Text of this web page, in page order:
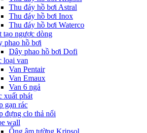
Thu đáy hồ bơi Astral
Thu đáy hồ bơi Inox
Thu đáy hồ bơi Waterco
tạo ngược dòng
phao hồ bơi
Dây phao hồ bơi Dofi
loại van
Van Pentair
Van Emaux
Van 6 ngả
xuất phát
gạn rác
đựng clo thả nổi
wall
Ống âm tường Kripsol